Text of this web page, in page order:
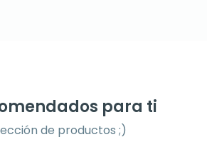
para ti
de productos ;)